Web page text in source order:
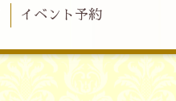
イベント予約